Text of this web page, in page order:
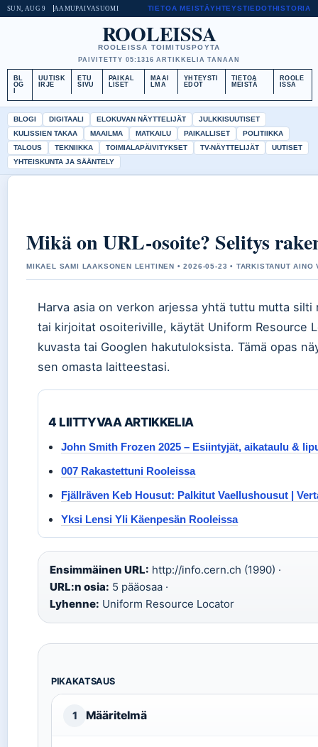
SUN, AUG 9 AAMUPAIVASUOMI TIETOA MEISTÄYHTEYSTIEDOTHISTORIA
ROOLEISSA
ROOLEISSA TOIMITUSPOYTA
PAIVITETTY 05:1316 ARTIKKELIA TANAAN
BL
OG
UUTISK
IRJE
ETU
SIVU
PAIKAL
LISET
MAAI
LMA
YHTEYSTI
EDOT
TIETOA
MEISTÄ
ROOLE
ISSA
BLOGI DIGITAALI ELOKUVAN NÄYTTELIJÄT
JULKKISUUTISET
KULISSIEN TAKAA
MAAILMA MATKAILU PAIKALLISET
POLITIIKKA
TALOUS
TEKNIIKKA TOIMIALAPÄIVITYKSET TV-NÄYTTELIJÄT
UUTISET
YHTEISKUNTA JA SÄÄNTELY
Mikä on URL-osoite? Selitys
MIKAEL SAMI LAAKSONEN LEHTINEN • 2026-05-23 • TARKISTANUT AINO
Harva asia on verkon arjessa yhtä tuttu mutta
tai kirjoitat osoiteriville, käytät Uniform Resource
kuvasta tai Googlen hakutuloksista. Tämä opas
sen omasta laitteestasi.
4 LIITTYVAA ARTIKKELIA
John Smith Frozen 2025 – Esiintyjät, aikataulu &
007 Rakastettuni Rooleissa
Fjällräven Keb Housut: Palkitut Vaellushousut |
Yksi Lensi Yli Käenpesän Rooleissa
Ensimmäinen URL: http://info.cern.ch (1990) ·
URL:n osia: 5 pääosaa ·
Lyhenne: Uniform Resource Locator
PIKAKATSAUS
1 Määritelmä